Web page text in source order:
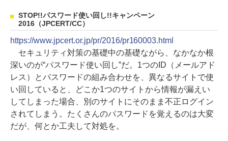
STOP!!パスワード使い回し!!キャンペーン
2016（JPCERT/CC）
https://www.jpcert.or.jp/pr/2016/pr160003.html
セキュリティ対策の基礎中の基礎ながら、なかなか根
深いのが“パスワード使い回し”だ。1つのID（メールアド
レス）とパスワードの組み合わせを、異なるサイトで使
い回していると、どこか1つのサイトから情報が漏えい
してしまった場合、別のサイトにそのまま不正ログイン
されてしまう。たくさんのパスワードを覚えるのは大変
だが、何とか工夫して対処を。